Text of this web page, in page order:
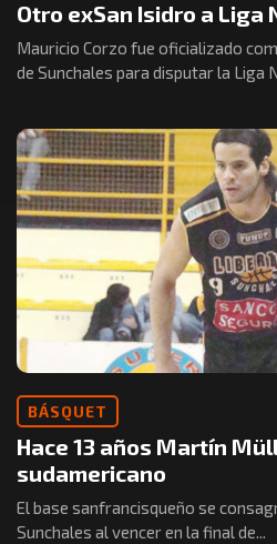
Otro exSan Isidro a Liga
Mauricio Corzo fue oficializado
de Sunchales para disputar la Liga
BÁSQUET
Hace 13 años Martín
sudamericano
El base sanfrancisqueño se
Sunchales al vencer en la final de...